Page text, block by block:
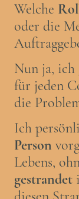
Welche
oder die
Nun ja, ich
für jeden
die
Ich
Person
Lebens,
gestrandet